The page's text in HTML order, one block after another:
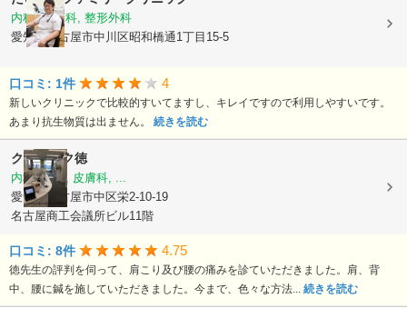
内科, 小児科, 整形外科
愛知県名古屋市中川区昭和橋通1丁目15-5
口コミ: 1件 4
新しいクリニックで比較的すいてますし、キレイですので利用しやすいです。
あまり抗生物質は出ません。 続きを読む
クリニック徳
内科, 外科, 皮膚科, ...
愛知県名古屋市中区栄2-10-19
名古屋商工会議所ビル11階
口コミ: 8件 4.75
徳先生の評判を伺って、肩こり及び腰の痛みを診ていただきました。肩、背
中、腰に鍼を施していただきました。今まで、色々な方法... 続きを読む